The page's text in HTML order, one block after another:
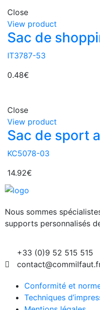
Close
View product
Sac de
IT3787-53
0.48€
Close
View product
Sac de sport
KC5078-03
14.92€
Nous sommes
supports personnalisés
+33 (0)9 52 515 515
Conformité et
Techniques